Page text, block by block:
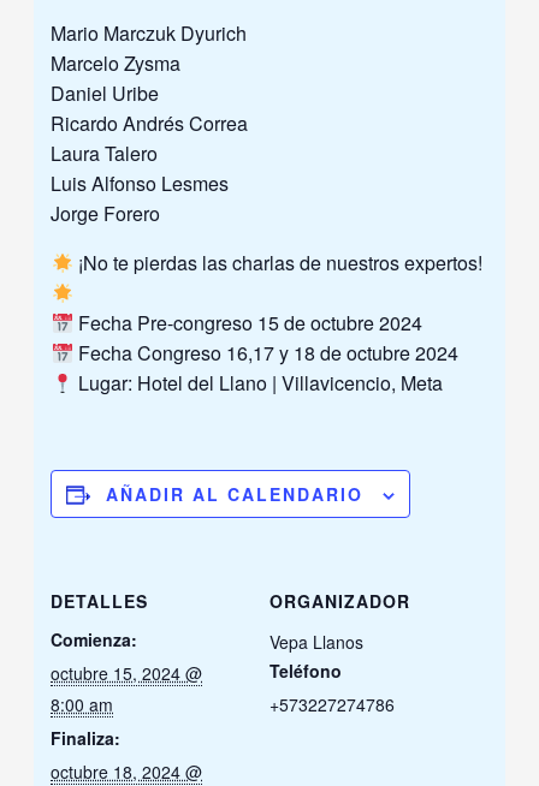
Mario Marczuk Dyurich
Marcelo Zysma
Daniel Uribe
Ricardo Andrés Correa
Laura Talero
Luis Alfonso Lesmes
Jorge Forero
¡No te pierdas las charlas de nuestros expertos!
Fecha Pre-congreso 15 de octubre 2024
Fecha Congreso 16,17 y 18 de octubre 2024
Lugar: Hotel del Llano | Villavicencio, Meta
AÑADIR AL CALENDARIO
DETALLES
Comienza:
octubre 15, 2024 @
8:00 am
Finaliza:
octubre 18, 2024 @
ORGANIZADOR
Vepa Llanos
Teléfono
+573227274786